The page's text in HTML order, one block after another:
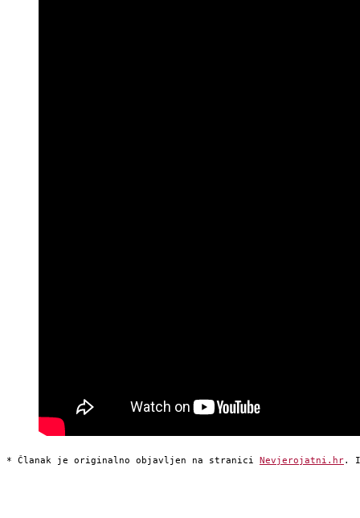
* Članak je originalno objavljen na stranici Nevjerojatni.hr.